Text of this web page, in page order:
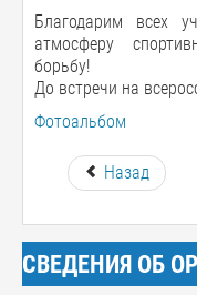
Благодарим всех
атмосферу
борьбу!
До встречи на
Фотоальбом
Назад
СВЕДЕНИЯ ОБ